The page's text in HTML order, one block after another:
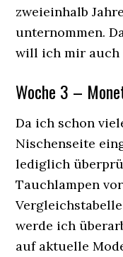
zweieinhalb
unternommen.
will ich mir auch
Woche 3 –
Da ich schon
Nischenseite
lediglich
Tauchlampen
werde ich
auf aktuelle